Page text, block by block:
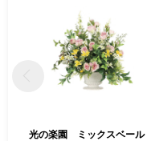
光の楽園 ミックスベール